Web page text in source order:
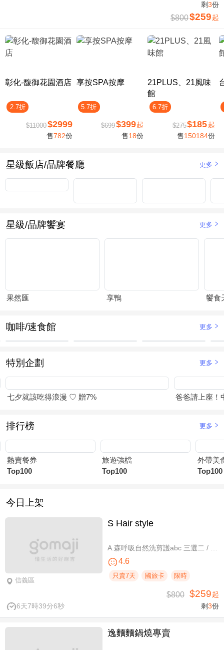
剩3份
$800$259 起
彰化-馥御花園酒店
2.7折
$11000$2999
售782份
享按SPA按摩
5.7折
$699$399起
售18份
21PLUS、21風味
館
6.7折
$275$185 起
售150184份
星級飯店/品牌餐廳 更多
星級/品牌饗宴 更多
果然匯 享鴨 饗食
咖啡/速食館 更多
特別企劃 更多
七夕就該吃得浪漫 ♡ 贈7% 爸爸請上座！
排行榜 更多
熱賣餐券
Top100
旅遊強檔
Top100
外帶美
Top100
今日上架
信義區
S Hair style
4.6
只賣7天 國旅卡 限時
6天7時39分6秒
$800 $259起
剩3份
逸麵麵鍋燒專賣